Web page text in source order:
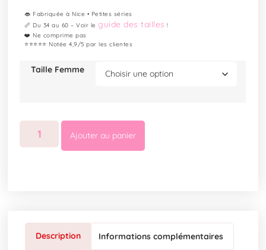
👄 Fabriquée à Nice • Petites séries
📏 Du 34 au 60 – Voir leguide des tailles !
❤️ Ne comprime pas
⭐⭐⭐⭐⭐ Notée 4,9/5 par les clientes
Taille Femme
Ajouter au panier
Description Informations complémentaires